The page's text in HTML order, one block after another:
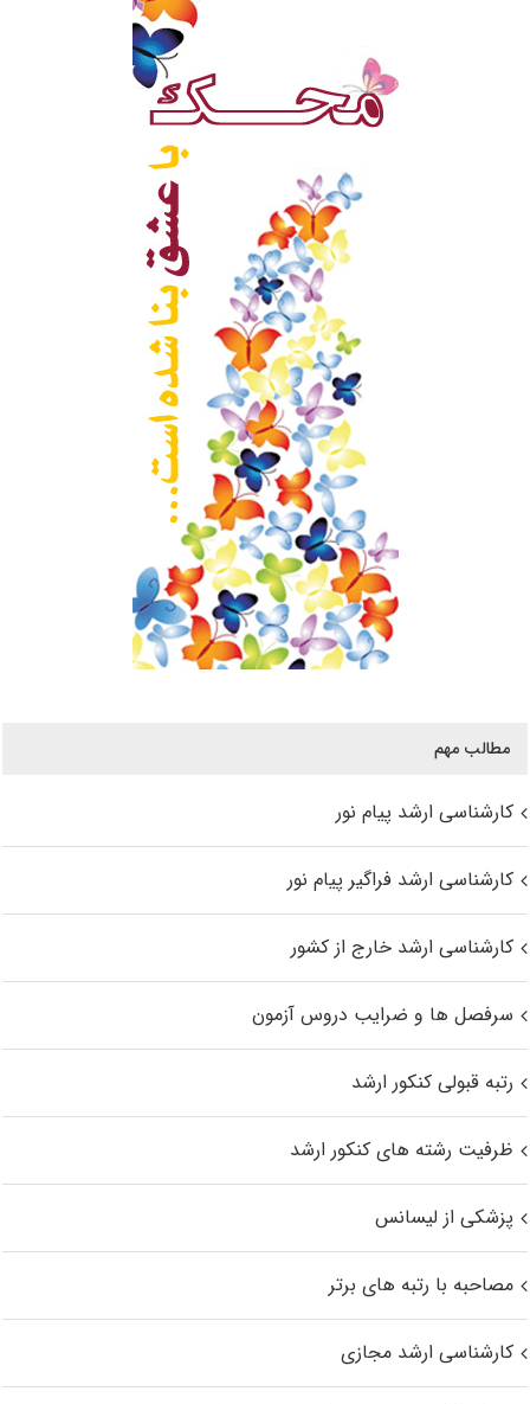
مطالب مهم
کارشناسی ارشد پیام نور
کارشناسی ارشد فراگیر پیام نور
کارشناسی ارشد خارج از کشور
سرفصل ها و ضرایب دروس آزمون
رتبه قبولی کنکور ارشد
ظرفیت رشته های کنکور ارشد
پزشکی از لیسانس
مصاحبه با رتبه های برتر
کارشناسی ارشد مجازی